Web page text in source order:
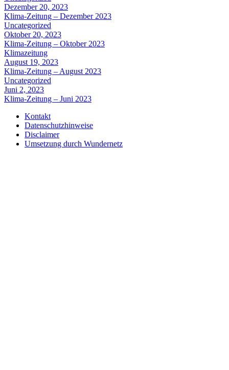
Dezember 20, 2023
Klima-Zeitung – Dezember 2023
Uncategorized
Oktober 20, 2023
Klima-Zeitung – Oktober 2023
Klimazeitung
August 19, 2023
Klima-Zeitung – August 2023
Uncategorized
Juni 2, 2023
Klima-Zeitung – Juni 2023
Kontakt
Datenschutzhinweise
Disclaimer
Umsetzung durch Wundernetz